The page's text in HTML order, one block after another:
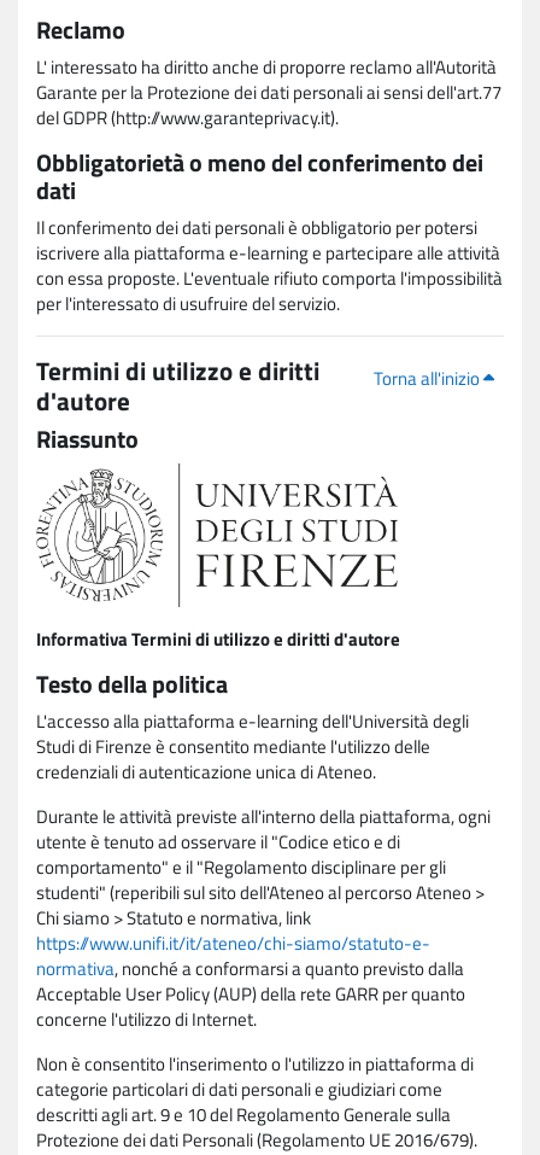
Reclamo
L' interessato ha diritto anche di proporre reclamo all'Autorità
Garante per la Protezione dei dati personali ai sensi dell'art.77
del GDPR (http://www.garanteprivacy.it).
Obbligatorietà o meno del conferimento dei
dati
Il conferimento dei dati personali è obbligatorio per potersi
iscrivere alla piattaforma e-learning e partecipare alle attività
con essa proposte. L'eventuale rifiuto comporta l'impossibilità
per l'interessato di usufruire del servizio.
Torna all'inizio
Termini di utilizzo e diritti
d'autore
Riassunto
Informativa Termini di utilizzo e diritti d'autore
Testo della politica
L'accesso alla piattaforma e-learning dell'Università degli
Studi di Firenze è consentito mediante l'utilizzo delle
credenziali di autenticazione unica di Ateneo.
Durante le attività previste all'interno della piattaforma, ogni
utente è tenuto ad osservare il "Codice etico e di
comportamento" e il "Regolamento disciplinare per gli
studenti" (reperibili sul sito dell'Ateneo al percorso Ateneo >
Chi siamo > Statuto e normativa, link
https://www.unifi.it/it/ateneo/chi-siamo/statuto-e-
normativa, nonché a conformarsi a quanto previsto dalla
Acceptable User Policy (AUP) della rete GARR per quanto
concerne l'utilizzo di Internet.
Non è consentito l'inserimento o l'utilizzo in piattaforma di
categorie particolari di dati personali e giudiziari come
descritti agli art. 9 e 10 del Regolamento Generale sulla
Protezione dei dati Personali (Regolamento UE 2016/679).